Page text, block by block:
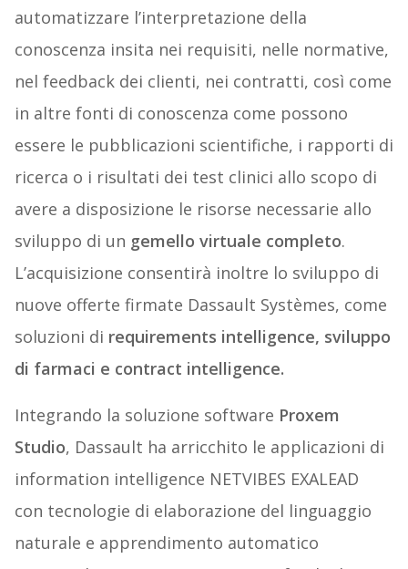
automatizzare l’interpretazione della
conoscenza insita nei requisiti, nelle normative,
nel feedback dei clienti, nei contratti, così come
in altre fonti di conoscenza come possono
essere le pubblicazioni scientifiche, i rapporti di
ricerca o i risultati dei test clinici allo scopo di
avere a disposizione le risorse necessarie allo
sviluppo di un gemello virtuale completo.
L’acquisizione consentirà inoltre lo sviluppo di
nuove offerte firmate Dassault Systèmes, come
soluzioni di requirements intelligence, sviluppo
di farmaci e contract intelligence.
Integrando la soluzione software Proxem
Studio, Dassault ha arricchito le applicazioni di
information intelligence NETVIBES EXALEAD
con tecnologie di elaborazione del linguaggio
naturale e apprendimento automatico